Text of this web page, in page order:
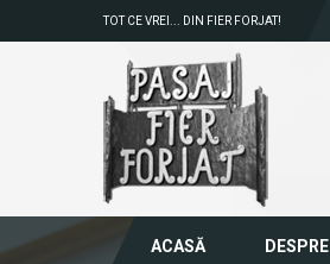
TOT CE VREI... DIN FIER FORJAT!
ACASĂ DESPRE